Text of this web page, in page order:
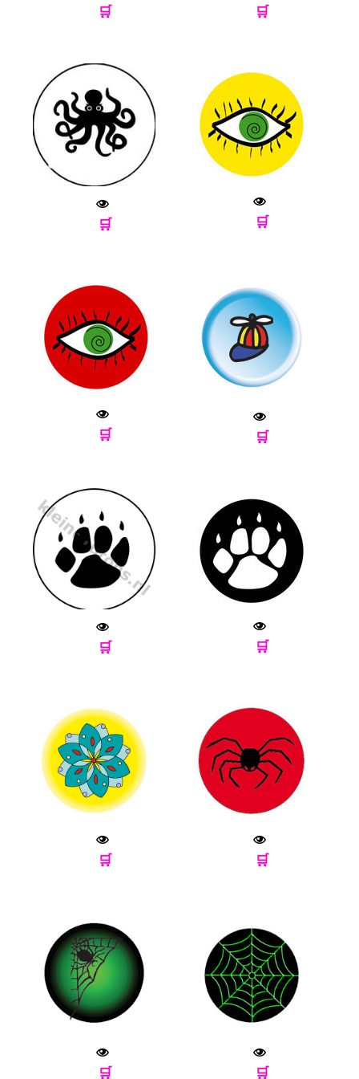
🛒 🛒
🛒 🛒
🛒 🛒
🛒 🛒
🛒 🛒
🛒 🛒